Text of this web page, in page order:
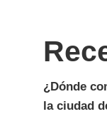
¿Dónde
la ciudad